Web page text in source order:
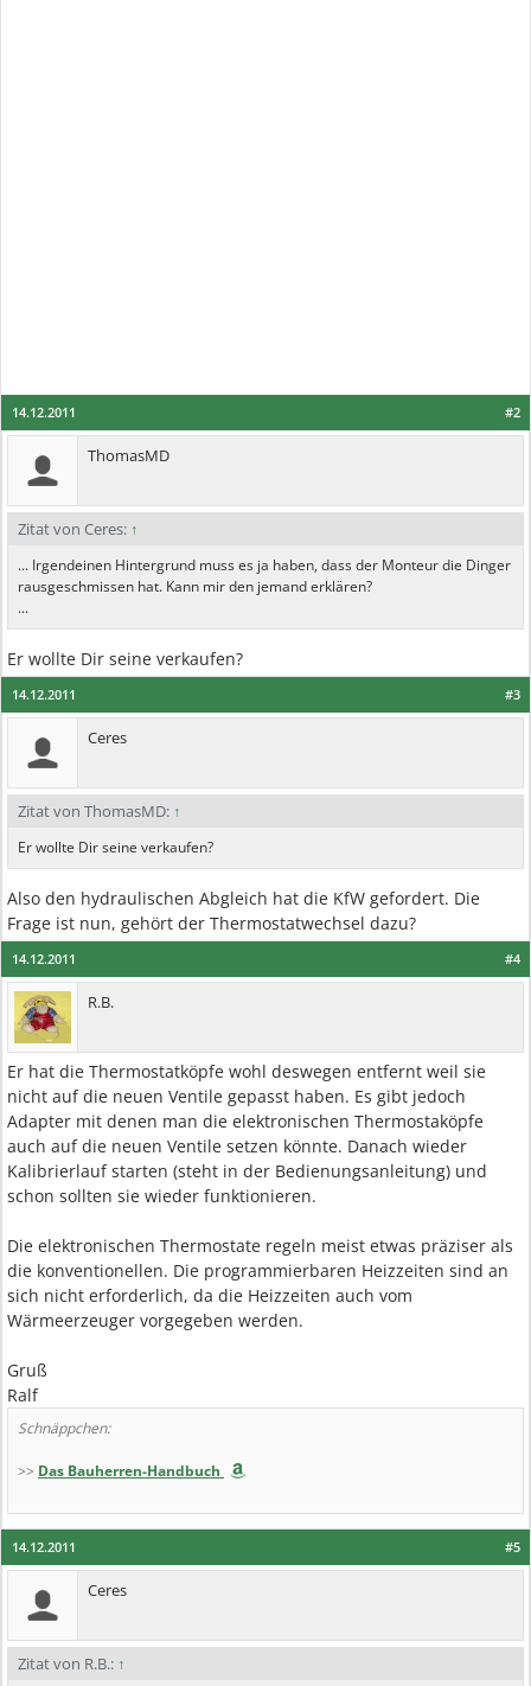
#2
14.12.2011
ThomasMD
Zitat von Ceres: ↑
... Irgendeinen Hintergrund muss es ja haben, dass der Monteur die Dinger
rausgeschmissen hat. Kann mir den jemand erklären?
...
Er wollte Dir seine verkaufen?
#3
14.12.2011
Ceres
Zitat von ThomasMD: ↑
Er wollte Dir seine verkaufen?
Also den hydraulischen Abgleich hat die KfW gefordert. Die
Frage ist nun, gehört der Thermostatwechsel dazu?
#4
14.12.2011
R.B.
Er hat die Thermostatköpfe wohl deswegen entfernt weil sie
nicht auf die neuen Ventile gepasst haben. Es gibt jedoch
Adapter mit denen man die elektronischen Thermostaköpfe
auch auf die neuen Ventile setzen könnte. Danach wieder
Kalibrierlauf starten (steht in der Bedienungsanleitung) und
schon sollten sie wieder funktionieren.
Die elektronischen Thermostate regeln meist etwas präziser als
die konventionellen. Die programmierbaren Heizzeiten sind an
sich nicht erforderlich, da die Heizzeiten auch vom
Wärmeerzeuger vorgegeben werden.
Gruß
Ralf
Schnäppchen:
>> Das Bauherren-Handbuch
#5
14.12.2011
Ceres
Zitat von R.B.: ↑